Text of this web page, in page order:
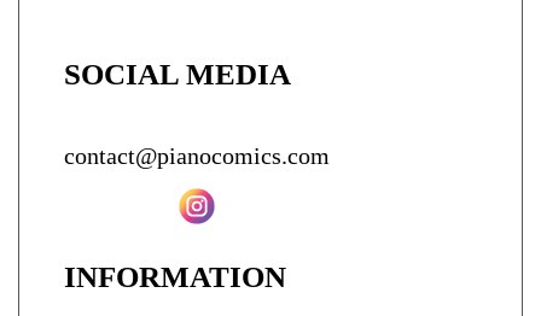
SOCIAL MEDIA
contact@pianocomics.com
INFORMATION